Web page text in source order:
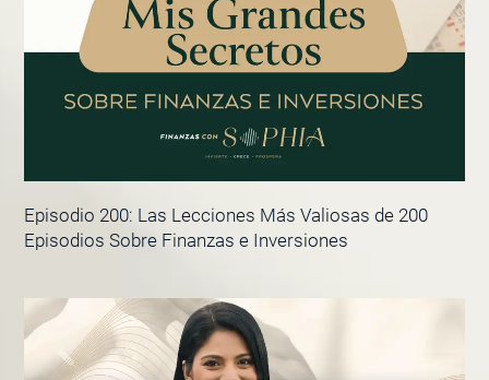
Episodio 200: Las Lecciones Más Valiosas de 200
Episodios Sobre Finanzas e Inversiones